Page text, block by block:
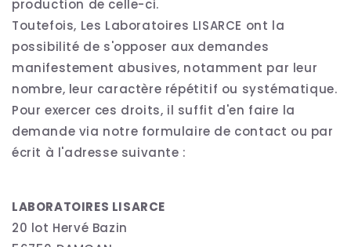
production de celle-ci.
Toutefois, Les Laboratoires LISARCE ont la
possibilité de s'opposer aux demandes
manifestement abusives, notamment par leur
nombre, leur caractère répétitif ou systématique.
Pour exercer ces droits, il suffit d'en faire la
demande via notre formulaire de contact ou par
écrit à l'adresse suivante :
LABORATOIRES LISARCE
20 lot Hervé Bazin